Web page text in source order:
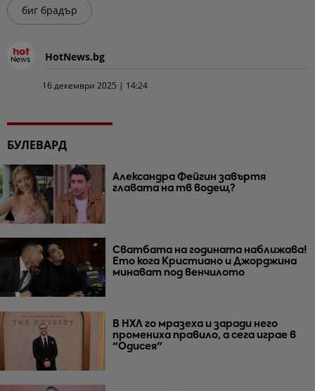
биг брадър
HotNews.bg
16 декември 2025 | 14:24
БУЛЕВАРД
Александра Фейгин завъртя
главата на тв водещ?
Сватбата на годината наближава!
Ето кога Кристиано и Джорджина
минават под венчилото
В НХЛ го мразеха и заради него
промениха правило, а сега играе в
"Одисея"